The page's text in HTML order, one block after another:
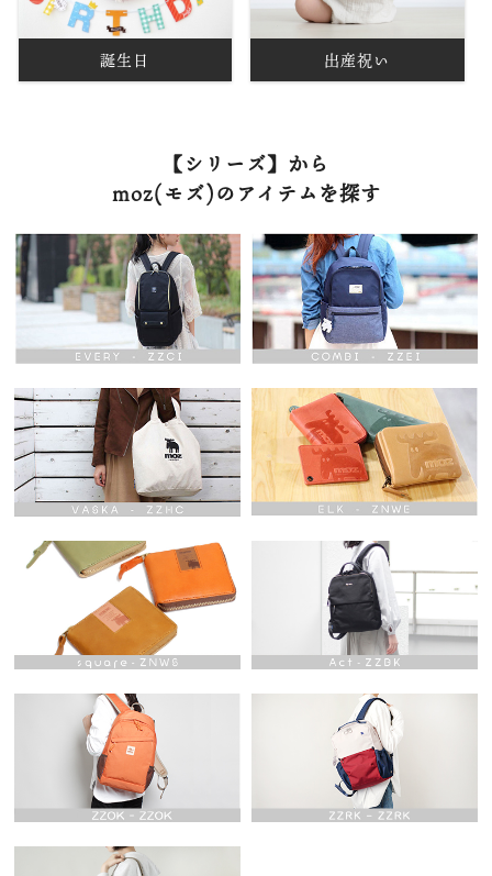
誕生日 出産祝い
【シリーズ】から
moz(モズ)のアイテムを探す